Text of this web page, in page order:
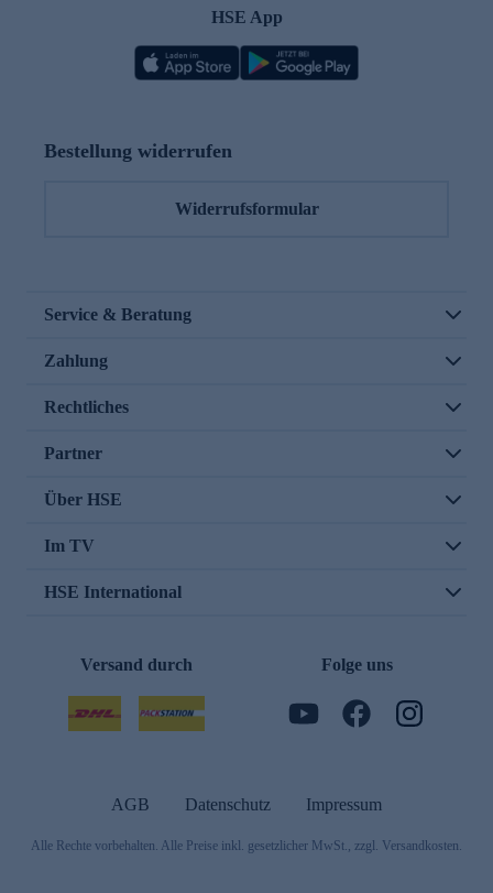
HSE App
Bestellung widerrufen
Widerrufsformular
Service & Beratung
Zahlung
Rechtliches
Partner
Über HSE
Im TV
HSE International
Versand durch Folge uns
AGB Datenschutz Impressum
Alle Rechte vorbehalten. Alle Preise inkl. gesetzlicher MwSt., zzgl. Versandkosten.